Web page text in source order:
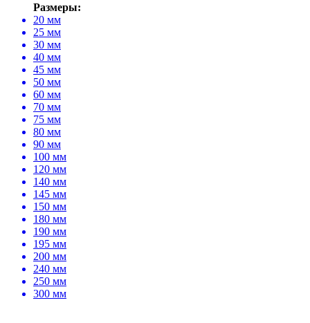
Размеры:
20 мм
25 мм
30 мм
40 мм
45 мм
50 мм
60 мм
70 мм
75 мм
80 мм
90 мм
100 мм
120 мм
140 мм
145 мм
150 мм
180 мм
190 мм
195 мм
200 мм
240 мм
250 мм
300 мм